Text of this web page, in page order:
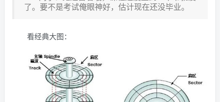
了。要不是考试俺眼神好，估计现在还没毕业。
看经典大图：